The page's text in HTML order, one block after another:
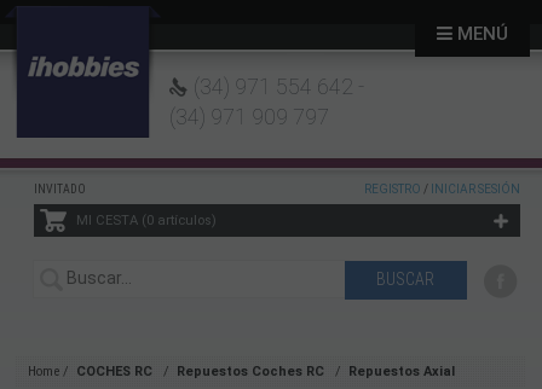
(34) 971 554 642 -
(34) 971 909 797
INVITADO REGISTRO / INICIAR SESIÓN
MI CESTA 0artículos
MENÚ
Home COCHES RC Repuestos Coches RC Repuestos Axial